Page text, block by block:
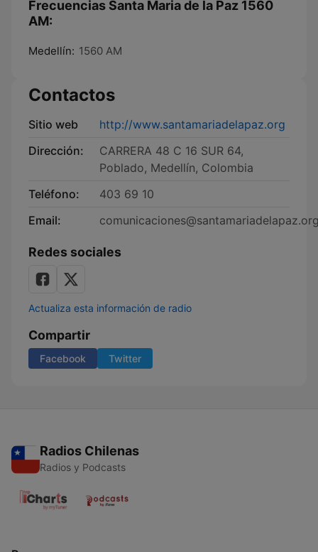
Frecuencias Santa Maria de la Paz 1560
AM:
Medellín: 1560 AM
Contactos
Sitio web
http://www.santamariadelapaz.org
Dirección:
CARRERA 48 C 16 SUR 64,
Poblado, Medellín, Colombia
Teléfono:
403 69 10
Email:
Redes sociales
Actualiza esta información de radio
Compartir
Facebook Twitter
Radios Chilenas
Radios y Podcasts